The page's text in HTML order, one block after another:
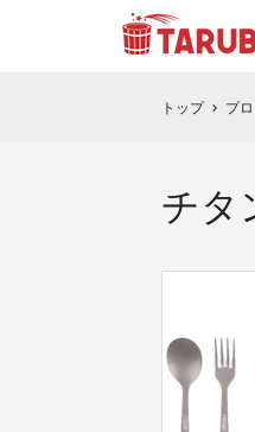
トップ chevron_right プ
チタ